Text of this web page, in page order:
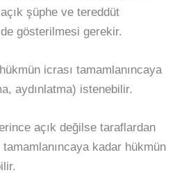
şüphe ve tereddüt
gösterilmesi gerekir.
icrası tamamlanıncaya
aydınlatma) istenebilir.
değilse taraflardan
kadar hükmün